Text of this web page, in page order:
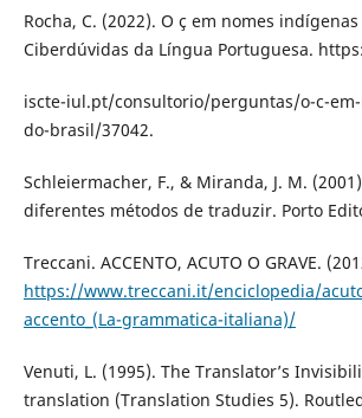
Rocha, C. (2022). O ç em nomes
Ciberdúvidas da Língua Portuguesa.
iscte-iul.pt/consultorio/perguntas/o-c-
do-brasil/37042.
Schleiermacher, F., & Miranda, J. M.
diferentes métodos de traduzir. Porto
Treccani. ACCENTO, ACUTO O GRAVE.
https://www.treccani.it/enciclopedia/
accento_(La-grammatica-italiana)/
Venuti, L. (1995). The Translator’s
translation (Translation Studies 5).